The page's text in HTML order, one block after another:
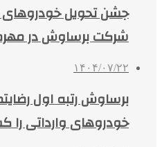
جشن تحویل خودروهای
شرکت برساوش در
۱۴۰۴/۰۷/۲۲
برساوش رتبه اول
خودروهای وارداتی